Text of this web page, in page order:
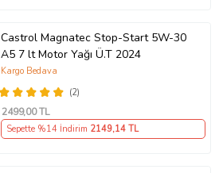
Castrol Magnatec Stop-Start 5W-30
A5 7 lt Motor Yağı Ü.T 2024
(2)
Kargo Bedava
2499,00 TL
Sepette %14 İndirim 2149,14 TL